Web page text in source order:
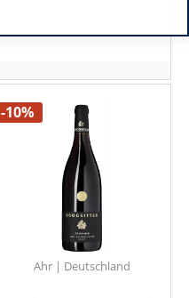
-10%
Ahr | Deutschland